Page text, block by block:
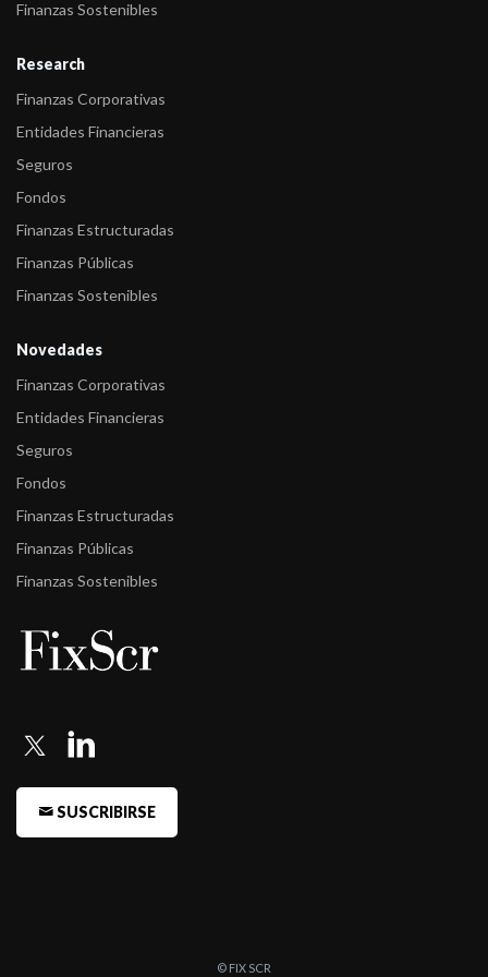
-FIX (afiliada de Fitch Ratings) asigna calificación a los Títulos de
Deuda ...
-FIX asigna calificación a los Títulos de Deuda Clase V y Clase
VI a ser emi ...
Finanzas Sostenibles
Research
Finanzas Corporativas
Entidades Financieras
Seguros
Fondos
Finanzas Estructuradas
Finanzas Públicas
Finanzas Sostenibles
Novedades
Finanzas Corporativas
Entidades Financieras
Seguros
Fondos
Finanzas Estructuradas
Finanzas Públicas
Finanzas Sostenibles
SUSCRIBIRSE
© FIX SCR